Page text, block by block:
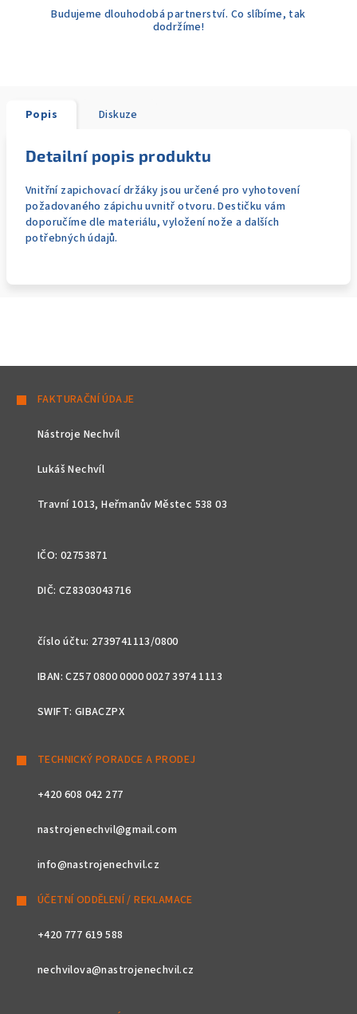
Budujeme dlouhodobá partnerství. Co slíbíme, tak
dodržíme!
Popis Diskuze
Detailní popis produktu
Vnitřní zapichovací držáky jsou určené pro vyhotovení
požadovaného zápichu uvnitř otvoru. Destičku vám
doporučíme dle materiálu, vyložení nože a dalších
potřebných údajů.
FAKTURAČNÍ ÚDAJE
Nástroje Nechvíl
Lukáš Nechvíl
Travní 1013, Heřmanův Městec 538 03
IČO: 02753871
DIČ: CZ8303043716
číslo účtu: 2739741113/0800
IBAN: CZ57 0800 0000 0027 3974 1113
SWIFT: GIBACZPX
TECHNICKÝ PORADCE A PRODEJ
+420 608 042 277
nastrojenechvil@gmail.com
info@nastrojenechvil.cz
ÚČETNÍ ODDĚLENÍ / REKLAMACE
+420 777 619 588
nechvilova@nastrojenechvil.cz